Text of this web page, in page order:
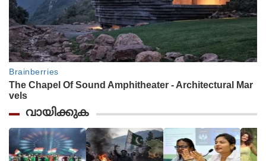
വായിക്കുക